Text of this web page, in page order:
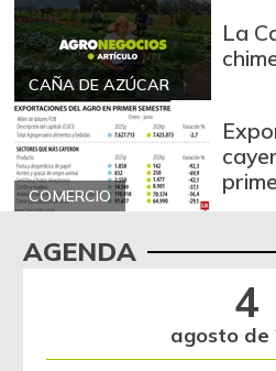
CAÑA DE AZÚCAR
La
COMERCIO
AGENDA
4
agosto de